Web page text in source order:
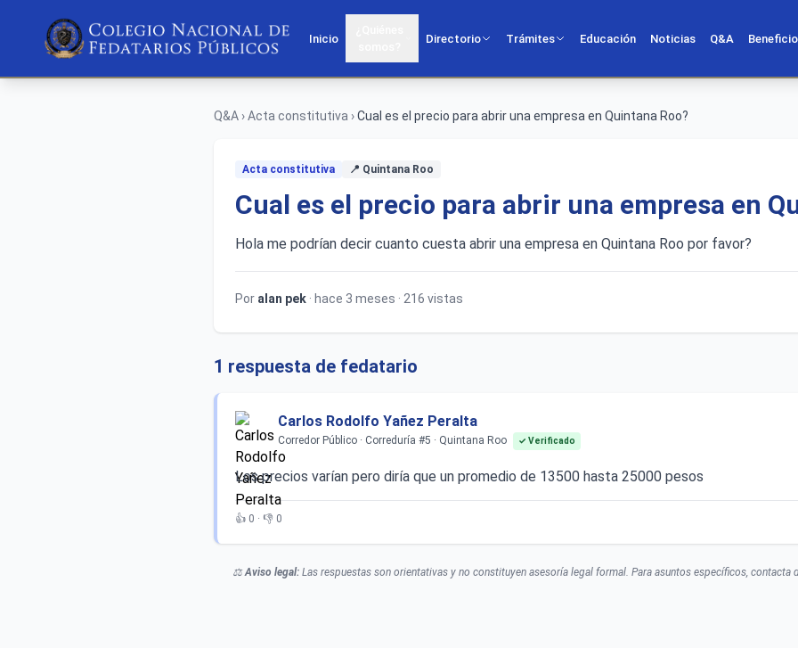
Inicio Directorio Trámites Educación Noticias Q&A
Q&A ›Acta constitutiva ›Cual es el precio para abrir una empresa en Quintana Roo?
Acta constitutiva 📍 Quintana Roo
Cual es el precio para abrir una empresa en
Hola me podrían decir cuanto cuesta abrir una empresa en Quintana Roo por favor?
Por alan pek · hace 3 meses · 216 vistas
1 respuesta de fedatario
Carlos Rodolfo Yañez Peralta
Corredor Público · Correduría #5 · Quintana Roo ✓ Verificado
Los precios varían pero diría que un promedio de 13500 hasta 25000 pesos
👍 0 · 👎 0
⚖️Aviso legal: Las respuestas son orientativas y no constituyen asesoría legal formal. Para asuntos específicos, contacta